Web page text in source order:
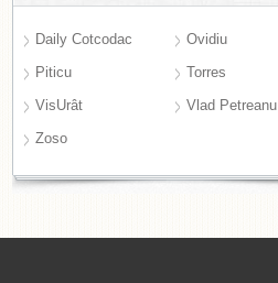
Daily Cotcodac
Ovidiu
Piticu
Torres
VisUrât
Vlad Petreanu
Zoso